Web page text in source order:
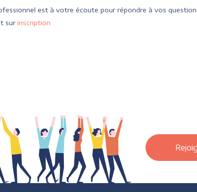
est à votre écoute pour répondre à vos
sur inscription